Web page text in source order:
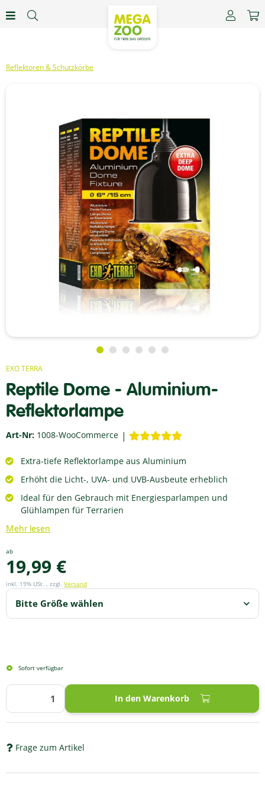
Reflektoren & Schutzkörbe
EXO TERRA
Reptile Dome - Aluminium-
Reflektorlampe
Art-Nr: 1008-WooCommerce
Extra-tiefe Reflektorlampe aus Aluminium
Erhöht die Licht-, UVA- und UVB-Ausbeute erheblich
Ideal für den Gebrauch mit Energiesparlampen und
Glühlampen für Terrarien
Mehr lesen
ab
19,99 €
inkl. 19% USt. , zzgl. Versand
Bitte Größe wählen
In den Warenkorb
Sofort verfügbar
Frage zum Artikel